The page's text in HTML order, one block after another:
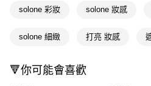
AFTEE先享後付是「在收到商品之後才付
便利好安心！
２．便利：只要手機號碼，簡訊認證，即
【「AFTEE先享後付」結帳流程】
運送方式
每筆NT$65，滿NT$390(含以上)免運
solone 彩妝 solone 妝感
solone 細緻 打亮 妝感
🔻你可能會喜歡